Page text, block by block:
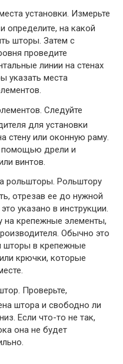
установки. Измерьте
определите, на какой
шторы. Затем с
проведите
линии на стенах
указать места
Следуйте
для установки
стену или оконную раму.
помощью дрели и
винтов.
рольшторы. Рольштору
отрезав ее до нужной
указано в инструкции.
на крепежные элементы,
Обычно это
шторы в крепежные
крючки, которые
Проверьте,
штора и свободно ли
Если что-то не так,
она не будет